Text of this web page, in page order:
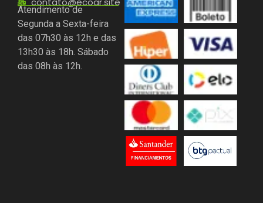
contato@ecoar.site
Atendimento de
Segunda a Sexta-feira
das 07h30 às 12h e das
13h30 às 18h. Sábado
das 08h às 12h.